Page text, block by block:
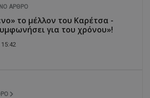
ΆΡΘΡΟ
το μέλλον του Καρέτσα -
για του χρόνου»!